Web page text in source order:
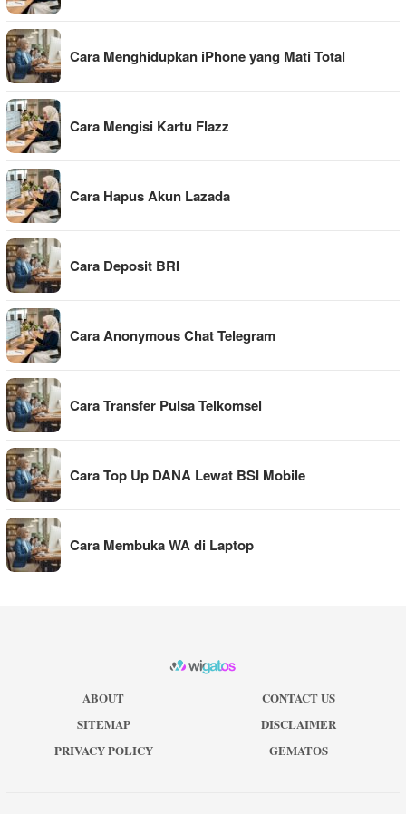
Cara Menghidupkan iPhone yang Mati Total
Cara Mengisi Kartu Flazz
Cara Hapus Akun Lazada
Cara Deposit BRI
Cara Anonymous Chat Telegram
Cara Transfer Pulsa Telkomsel
Cara Top Up DANA Lewat BSI Mobile
Cara Membuka WA di Laptop
ABOUT
CONTACT US
SITEMAP
DISCLAIMER
PRIVACY POLICY
GEMATOS